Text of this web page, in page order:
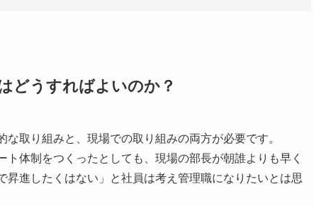
どうすればよいのか？
取り組みと、現場での取り組みの両方が必要です。
体制をつくったとしても、現場の部長が朝誰よりも早く
進したくはない」と社員は考え管理職になりたいとは思